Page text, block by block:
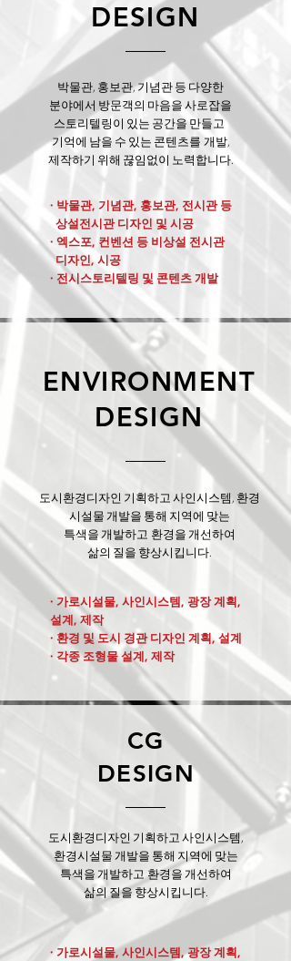
DESIGN
박물관, 홍보관, 기념관 등 다양한
분야에서 방문객의 마음을 사로잡을
스토리텔링이 있는 공간을 만들고
기억에 남을 수 있는 콘텐츠를 개발,
제작하기 위해 끊임없이 노력합니다.
· 박물관, 기념관, 홍보관, 전시관 등
상설전시관 디자인 및 시공
· 엑스포, 컨벤션 등 비상설 전시관
디자인, 시공
· 전시스토리텔링 및 콘텐츠 개발
ENVIRONMENT
DESIGN
도시환경디자인 기획하고 사인시스템, 환경
시설물 개발을 통해 지역에 맞는
특색을 개발하고 환경을 개선하여
삶의 질을 향상시킵니다.
· 가로시설물, 사인시스템, 광장 계획,
설계, 제작
· 환경 및 도시 경관 디자인 계획, 설계
· 각종 조형물 설계, 제작
CG
DESIGN
도시환경디자인 기획하고 사인시스템,
환경시설물 개발을 통해 지역에 맞는
특색을 개발하고 환경을 개선하여
삶의 질을 향상시킵니다.
· 가로시설물, 사인시스템, 광장 계획,